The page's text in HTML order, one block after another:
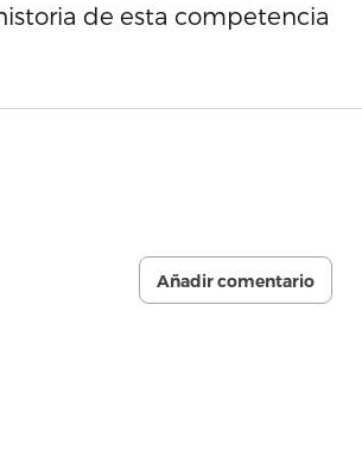
de esta competencia
Añadir comentario